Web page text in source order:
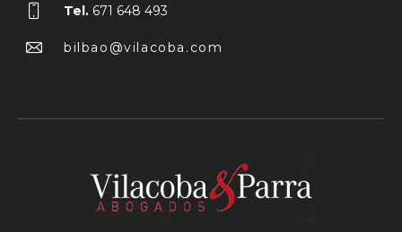
Tel. 671 648 493
bilbao@vilacoba.com